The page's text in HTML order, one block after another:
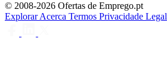
© 2008-2026 Ofertas de Emprego.pt
ExplorarAcerca Termos Privacidade Legal